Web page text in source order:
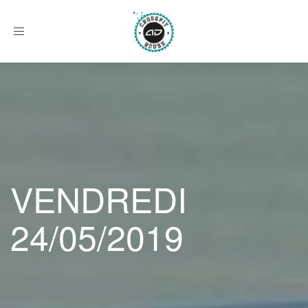
Afficher
VENDREDI
24/05/2019